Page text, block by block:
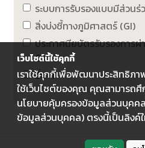
ระบบการรับรองแบบมีส่วนร่
สิ่งบ่งชี้ทางภูมิศาสตร์ (GI)
ประกาศนียบัตรรับรองการผ่
GAP)
อื่น ๆ
เว็บไซต์นี้ใช้คุกกี้
เราใช้คุกกี้เพื่อพัฒนาประสิทธิภ
ใช้เว็บไซต์ของคุณ คุณสามารถศึ
นโยบายคุ้มครองข้อมูลส่วนบุคค
ข้อมูลส่วนบุคคล) ตรงนี้เป็นลิงค์